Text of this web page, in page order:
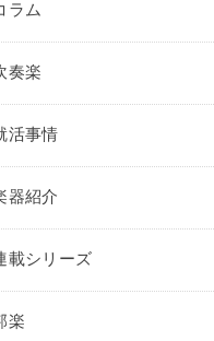
ラム
奏楽
活事情
器紹介
載シリーズ
楽